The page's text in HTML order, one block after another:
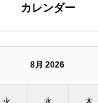
カレンダー
8月 2026